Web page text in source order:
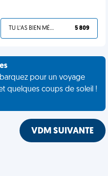
TU L'AS BIEN MÉRITÉ 5 809
pour un voyage
quelques coups de soleil !
VDM SUIVANTE